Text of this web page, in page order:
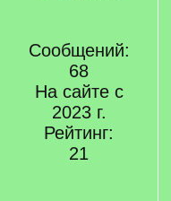
Сообщений:
68
На сайте с
2023 г.
Рейтинг:
21